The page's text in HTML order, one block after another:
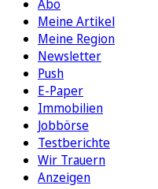
Abo
Meine Artikel
Meine Region
Newsletter
Push
E-Paper
Immobilien
Jobbörse
Testberichte
Wir Trauern
Anzeigen